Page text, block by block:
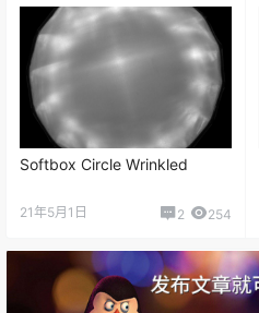
Softbox Circle Wrinkled
21年5月1日 2 254